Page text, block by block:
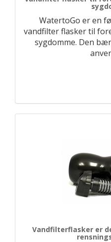
WatertoGo er en
vandfilter flasker til
sygdomme. Den
Vandfilterflasker er